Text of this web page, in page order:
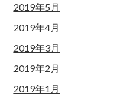
2019年5月
2019年4月
2019年3月
2019年2月
2019年1月